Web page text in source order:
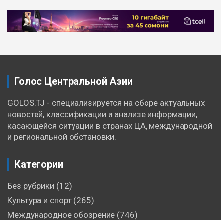
Навигация
по
Голос Центральной Азии
GOLOS.TJ - специализируется на сборе актуальных
новостей, классификации и анализе информации,
касающейся ситуации в странах ЦА, международной
и региональной обстановки.
Категории
Без рубрики (12)
Культура и спорт (265)
Международное обозрение (746)